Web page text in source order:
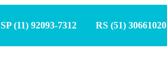
SP (11) 92093-7312 RS (51) 30661020